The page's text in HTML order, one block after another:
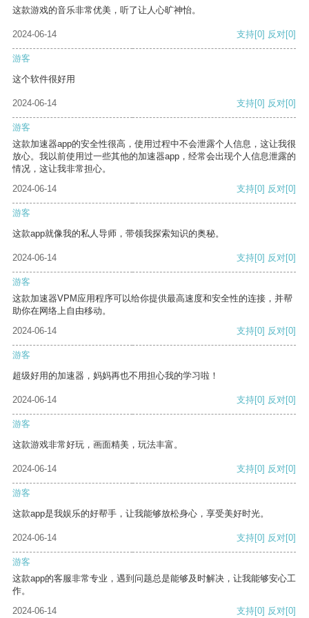
这款游戏的音乐非常优美，听了让人心旷神怡。
2024-06-14 支持[0] 反对[0]
游客
这个软件很好用
2024-06-14 支持[0] 反对[0]
游客
这款加速器app的安全性很高，使用过程中不会泄露个人信息，这让我很
放心。我以前使用过一些其他的加速器app，经常会出现个人信息泄露的
情况，这让我非常担心。
2024-06-14
支持[0] 反对[0]
游客
这款app就像我的私人导师，带领我探索知识的奥秘。
2024-06-14 支持[0] 反对[0]
游客
这款加速器VPM应用程序可以给你提供最高速度和安全性的连接，并帮
助你在网络上自由移动。
2024-06-14
支持[0] 反对[0]
游客
超级好用的加速器，妈妈再也不用担心我的学习啦！
2024-06-14 支持[0] 反对[0]
游客
这款游戏非常好玩，画面精美，玩法丰富。
2024-06-14 支持[0] 反对[0]
游客
这款app是我娱乐的好帮手，让我能够放松身心，享受美好时光。
2024-06-14 支持[0] 反对[0]
游客
这款app的客服非常专业，遇到问题总是能够及时解决，让我能够安心工
作。
2024-06-14
支持[0] 反对[0]